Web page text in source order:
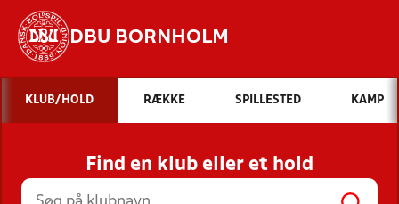
DBU BORNHOLM
Hvad vil du søge efter?
INDHOLD OG NYHEDER
STILLINGER, RESULTATER, KLUBBER OG
HOLD
KLUB/HOLD RÆKKE SPILLESTED KAMP
Find en klub eller et hold